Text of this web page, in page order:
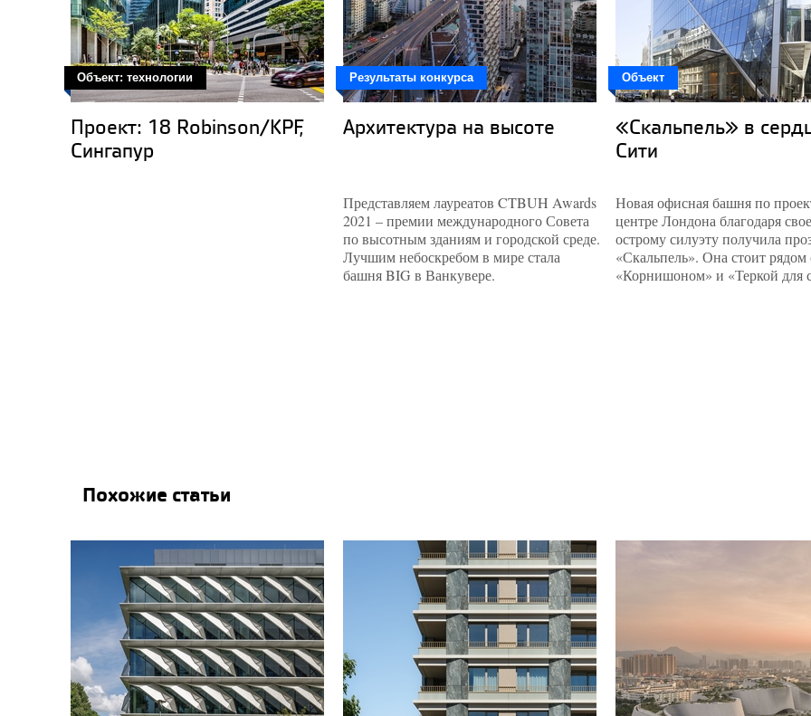
Объект: технологии
Проект: 18 Robinson/KPF,
Сингапур
Результаты конкурса
Архитектура на высоте
Представляем лауреатов CTBUH Awards
2021 – премии международного Совета
по высотным зданиям и городской среде.
Лучшим небоскребом в мире стала
башня BIG в Ванкувере.
Объект
«Скальпель» в
Сити
Новая офисная башня по
центре Лондона благодаря
острому силуэту получила
«Скальпель». Она стоит рядом
«Корнишоном» и «Теркой для
Похожие статьи